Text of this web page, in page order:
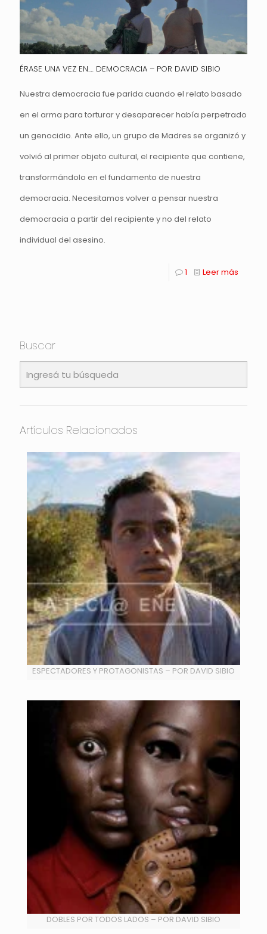
ÉRASE UNA VEZ EN.… DEMOCRACIA – POR DAVID SIBIO
Nuestra democracia fue parida cuando el relato basado
en el arma para torturar y desaparecer había perpetrado
un genocidio. Ante ello, un grupo de Madres se organizó y
volvió al primer objeto cultural, el recipiente que contiene,
transformándolo en el fundamento de nuestra
democracia. Necesitamos volver a pensar nuestra
democracia a partir del recipiente y no del relato
individual del asesino.
1 Leer más
Buscar
Artículos Relacionados
ESPECTADORES Y PROTAGONISTAS – POR DAVID SIBIO
DOBLES POR TODOS LADOS – POR DAVID SIBIO